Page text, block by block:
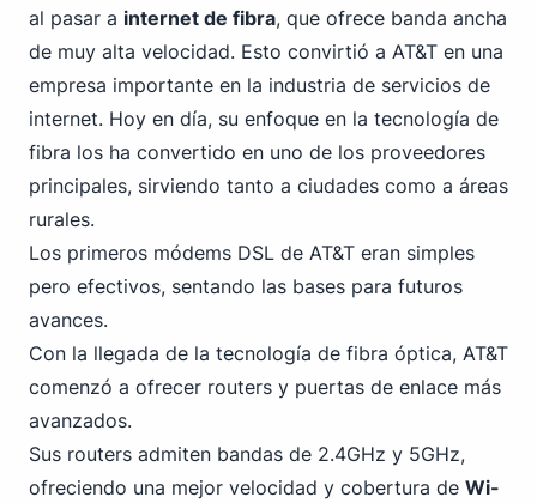
al pasar a internet de fibra, que ofrece banda ancha
de muy alta velocidad. Esto convirtió a AT&T en una
empresa importante en la industria de servicios de
internet. Hoy en día, su enfoque en la tecnología de
fibra los ha convertido en uno de los proveedores
principales, sirviendo tanto a ciudades como a áreas
rurales.
Los primeros módems DSL de AT&T eran simples
pero efectivos, sentando las bases para futuros
avances.
Con la llegada de la tecnología de fibra óptica, AT&T
comenzó a ofrecer routers y puertas de enlace más
avanzados.
Sus routers admiten bandas de 2.4GHz y 5GHz,
ofreciendo una mejor velocidad y cobertura de Wi-